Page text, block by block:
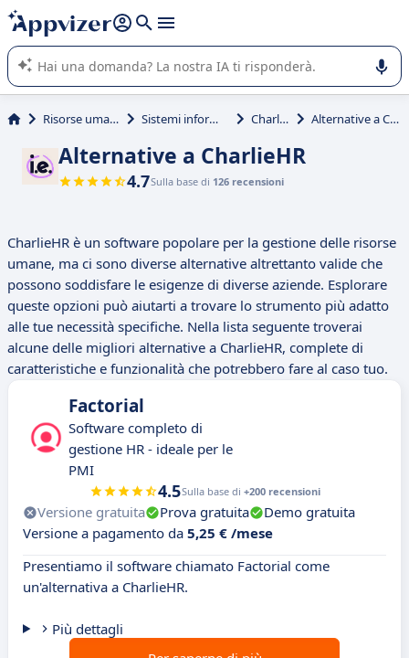
righe con
shift + enter
L'IA di Appvizer vi guida nell'utilizzo o nella scelta di un
software SaaS per la vostra azienda.
Risorse umane (HR) Sistemi informativi HR CharlieHR Alternative a CharlieHR
Alternative a CharlieHR
4.7Sulla base di 126 recensioni
CharlieHR è un software popolare per la gestione delle risorse
umane, ma ci sono diverse alternative altrettanto valide che
possono soddisfare le esigenze di diverse aziende. Esplorare
queste opzioni può aiutarti a trovare lo strumento più adatto
alle tue necessità specifiche. Nella lista seguente troverai
alcune delle migliori alternative a CharlieHR, complete di
caratteristiche e funzionalità che potrebbero fare al caso tuo.
Factorial
Software completo di
gestione HR - ideale per le
PMI
4.5Sulla base di +200 recensioni
Versione gratuita Prova gratuita
Demo gratuita
Versione a pagamento da 5,25 € /mese
Presentiamo il software chiamato Factorial come
un'alternativa a CharlieHR.
Più dettagli